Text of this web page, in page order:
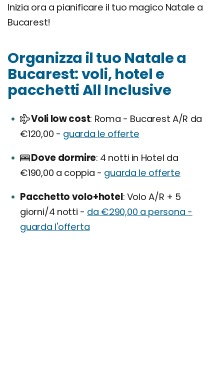
Inizia ora a pianificare il tuo magico Natale a
Bucarest!
Organizza il tuo Natale a
Bucarest: voli, hotel e
pacchetti All Inclusive
Voli low cost Roma - Bucarest A/R da
€120,00 - guarda le offerte
Dove dormire 4 notti in Hotel da
€190,00 a coppia - guarda le offerte
Pacchetto volo+hotel Volo A/R + 5
giorni/4 notti - da €290,00 a persona -
guarda l'offerta